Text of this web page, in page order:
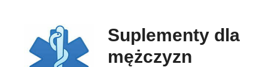
Suplementy dla
mężczyzn